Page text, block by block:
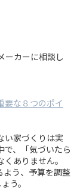
ーカーに相談し
要な８つのポイ
い家づくりは実
で、「気づいたら
ありません。
よう、予算を調整
う。